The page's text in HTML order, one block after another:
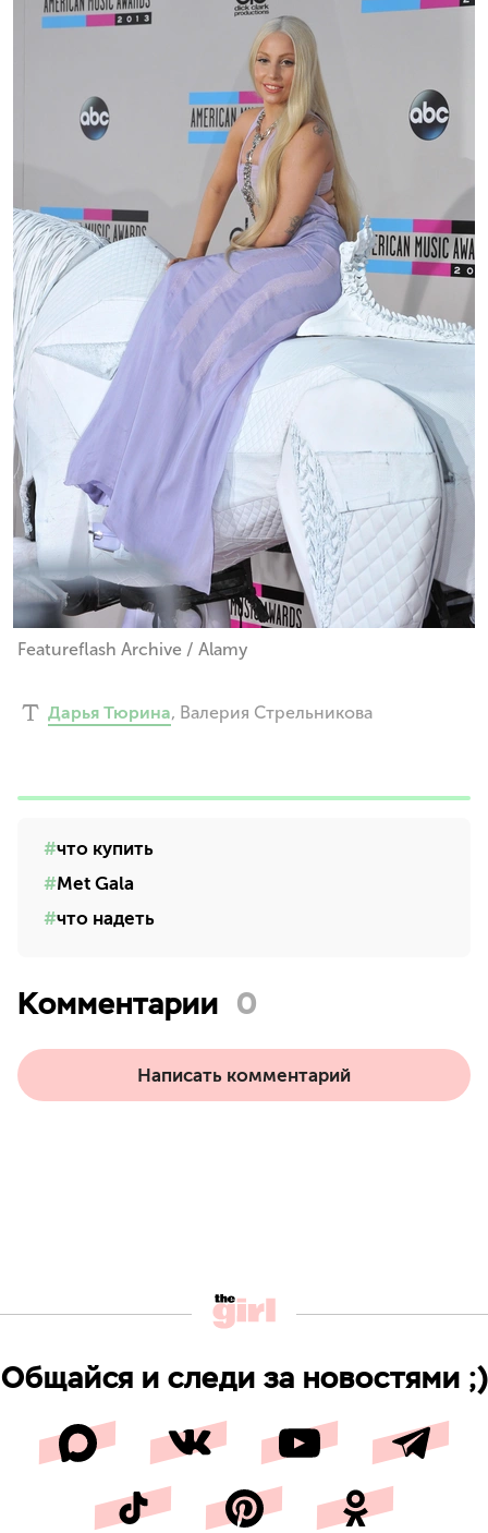
Featureflash Archive / Alamy
Дарья Тюрина, Валерия Стрельникова
что купить
Met Gala
что надеть
Комментарии 0
Написать комментарий
Общайся и следи за новостями ;)